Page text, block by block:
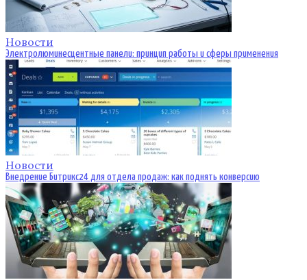
Новости
Электролюминесцентные панели: принцип работы и сферы применения
Новости
Внедрение Битрикс24 для отдела продаж: как поднять конверсию